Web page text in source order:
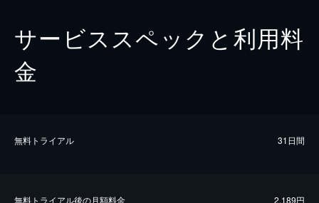
サービススペックと利用料
金
無料トライアル 31日間
無料トライアル後の⽉額料金 2,189円